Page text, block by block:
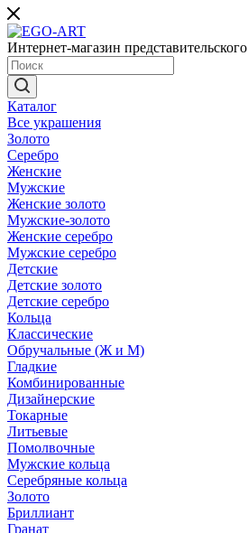
Интернет-магазин представительского
Каталог
Все украшения
Золото
Серебро
Женские
Мужские
Женские золото
Мужские-золото
Женские серебро
Мужские серебро
Детские
Детские золото
Детские серебро
Кольца
Классические
Обручальные (Ж и М)
Гладкие
Комбинированные
Дизайнерские
Токарные
Литьевые
Помолвочные
Мужские кольца
Серебряные кольца
Золото
Бриллиант
Гранат